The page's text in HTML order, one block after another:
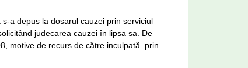
a depus la dosarul cauzei prin serviciul
judecarea cauzei în lipsa sa. De
motive de recurs de către inculpată prin